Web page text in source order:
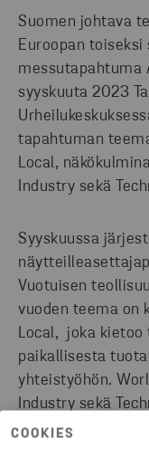
COOKIES
Suomen johtava
Euroopan
messutapahtuma
syyskuuta 2023
tapahtuman
Local,
Industry sekä
Syyskuussa
Vuotuisen
vuoden teema on
Local, joka kietoo
paikallisesta
yhteistyöhön.
Industry sekä
näkökulmat